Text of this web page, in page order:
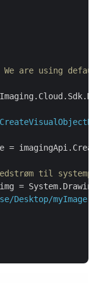
are using
=
til
=
Desktop/